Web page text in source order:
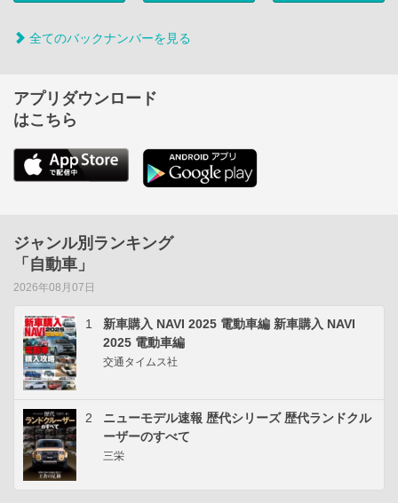
全てのバックナンバーを見る
アプリダウンロード
はこちら
ジャンル別ランキング
「自動車」
2026年08月07日
1
新車購入 NAVI 2025 電動車編 新車購入 NAVI
2025 電動車編
交通タイムス社
2
ニューモデル速報 歴代シリーズ 歴代ランドクル
ーザーのすべて
三栄